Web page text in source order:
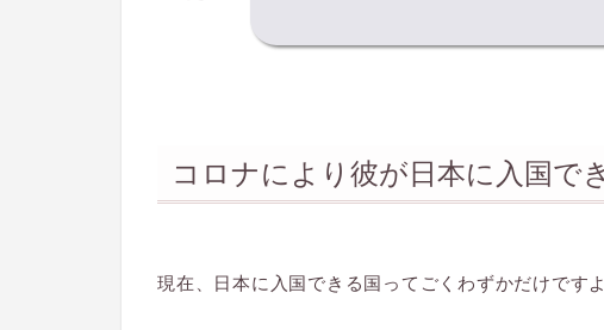
コロナにより彼が日本に入国で
現在、日本に入国できる国ってごくわずかだけですよ